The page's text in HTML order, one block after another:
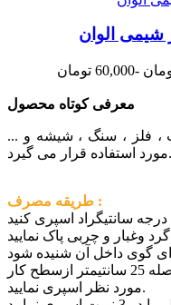
الوان
-60,000 تومان
معرفی کوتاه محصول
فلز ، سنگ ، شیشه و ...
مورد استفاده قرار می گیرد.
طریقه مصرف :
قوطی را به صورت عمودی گرفته با فاصله 25 سانتیمتر ازسطح کار
مورد نظر اسپری نمایید.